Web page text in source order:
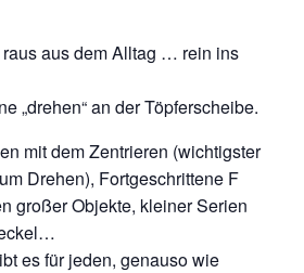
raus aus dem Alltag … rein ins
„drehen“ an der Töpferscheibe.
mit dem Zentrieren (wichtigster
Drehen), Fortgeschrittene F
großer Objekte, kleiner Serien
es für jeden, genauso wie